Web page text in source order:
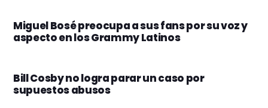
Miguel Bosé preocupa a sus fans por su voz y
aspecto en los Grammy Latinos
Bill Cosby no logra parar un caso por
supuestos abusos